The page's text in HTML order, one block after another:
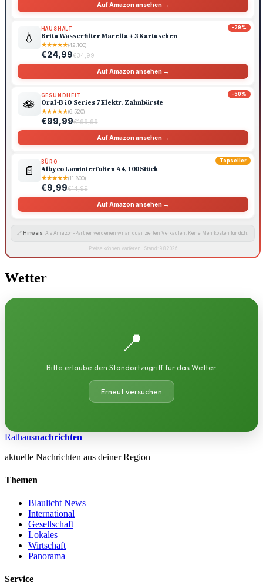
Auf Amazon ansehen →
-29%
💧
HAUSHALT
Brita Wasserfilter Marella + 3 Kartuschen
★★★★★(42.100)
€24,99€34,99
Auf Amazon ansehen →
-50%
🪷
GESUNDHEIT
Oral-B iO Series 7 Elektr. Zahnbürste
★★★★★(6.520)
€99,99€199,99
Auf Amazon ansehen →
Topseller
📄
BÜRO
Albyco Laminierfolien A4, 100 Stück
★★★★★(11.800)
€9,99€14,99
Auf Amazon ansehen →
🔗 Hinweis: Als Amazon-Partner verdienen wir an qualifizierten Verkäufen. Keine Mehrkosten für dich.
Preise können variieren · Stand: 9.8.2026
Wetter
📍
Bitte erlaube den Standortzugriff für das Wetter.
Erneut versuchen
Rathausnachrichten
aktuelle Nachrichten aus deiner Region
Themen
Blaulicht News
International
Gesellschaft
Lokales
Wirtschaft
Panorama
Service